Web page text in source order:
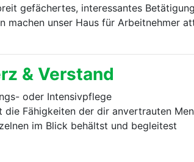
gefächertes, interessantes
unser Haus für Arbeitnehmer
& Verstand
oder Intensivpflege
Fähigkeiten der dir anvertrauten
im Blick behältst und begleitest